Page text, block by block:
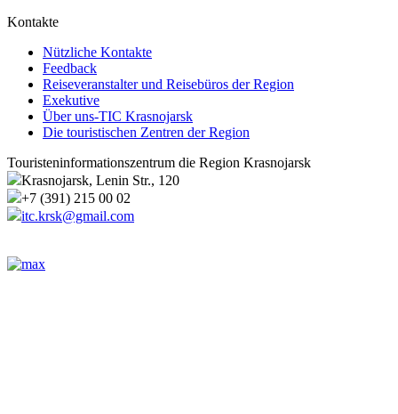
Kontakte
Nützliche Kontakte
Feedback
Reiseveranstalter und Reisebüros der Region
Exekutive
Über uns-TIC Krasnojarsk
Die touristischen Zentren der Region
Touristeninformationszentrum die Region Krasnojarsk
Krasnojarsk, Lenin Str., 120
+7 (391) 215 00 02
itc.krsk@gmail.com